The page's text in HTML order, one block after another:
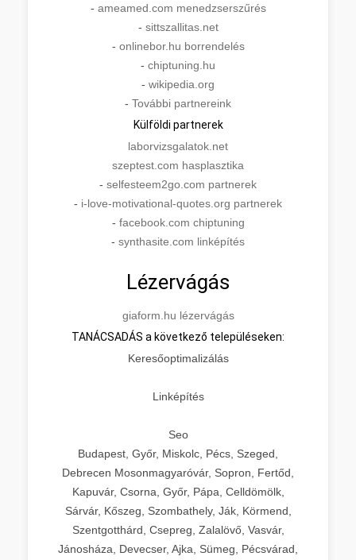
- ameamed.com menedzserszűrés
- sittszallitas.net
- onlinebor.hu borrendelés
- chiptuning.hu
- wikipedia.org
- További partnereink
Külföldi partnerek
laborvizsgalatok.net
szeptest.com hasplasztika
- selfesteem2go.com partnerek
- i-love-motivational-quotes.org partnerek
- facebook.com chiptuning
- synthasite.com linképítés
Lézervágás
giaform.hu lézervágás
TANÁCSADÁS a következő településeken:
Keresőoptimalizálás
Linképítés
Seo
Budapest, Győr, Miskolc, Pécs, Szeged,
Debrecen Mosonmagyaróvár, Sopron, Fertőd,
Kapuvár, Csorna, Győr, Pápa, Celldömölk,
Sárvár, Kőszeg, Szombathely, Ják, Körmend,
Szentgotthárd, Csepreg, Zalalövő, Vasvár,
Jánosháza, Devecser, Ajka, Sümeg, Pécsvárad,